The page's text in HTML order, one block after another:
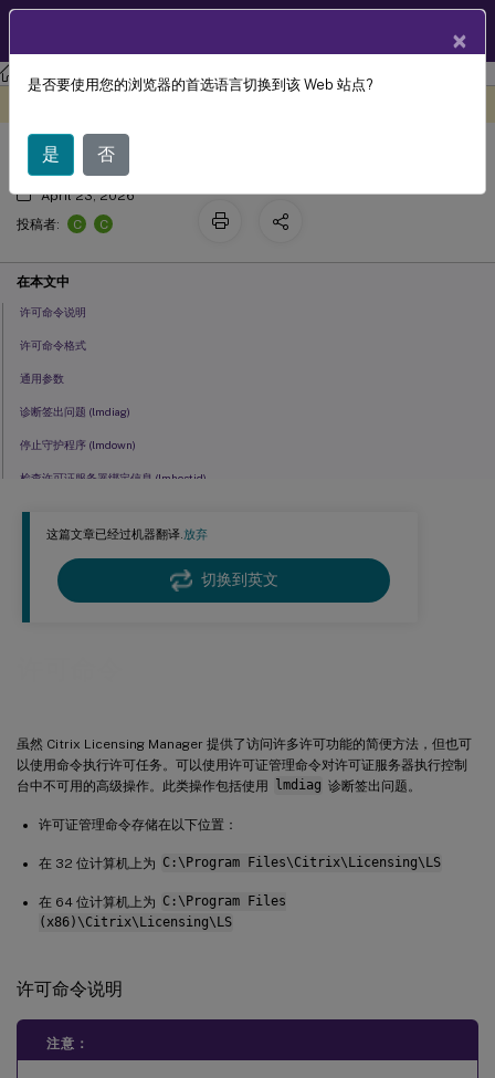
许可 许可 11.17.2 build 39000
这篇文章已经过机器翻译.放弃
切换到英文
虽然 Citrix Licensing Manager 提供了访问许多许可功能的简便方法，但也可
以使用命令执行许可任务。可以使用许可证管理命令对许可证服务器执行控制
台中不可用的高级操作。此类操作包括使用
lmdiag 诊断签出问题。
许可证管理命令存储在以下位置：
在 32 位计算机上为 C:\Program Files\Citrix\Licensing\LS
在 64 位计算机上为 C:\Program Files
(x86)\Citrix\Licensing\LS
许可命令说明
注意：
许可命令
April 23, 2026
投稿者:
C C
在本文中
许可命令说明
许可命令格式
通用参数
诊断签出问题 (lmdiag)
停止守护程序 (lmdown)
检查许可证服务器绑定信息 (lmhostid)
重新读取许可证和选项文件 (lmreread)
显示许可实用程序列表 (lmutil)
确定许可状态 (lmstat)
×
是否要使用您的浏览器的首选语言切换到该 Web 站点?
是 否